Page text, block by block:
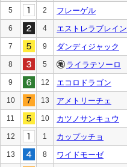
5 2 フレーゲル
6 4 エストレラブレイン
7 9 ダンディジャック
8 5 ライラテソーロ
9 12 エコロドラゴン
10 13 アメトリーチェ
11 10 カツノサンキュウ
12 1 カップッチョ
13 8 ワイドモーゼ